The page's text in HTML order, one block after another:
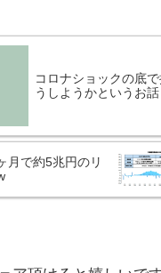
コロナショックの底
うしようかというお話
月で約5兆円のリ